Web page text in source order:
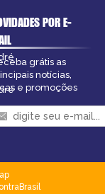
POR E-
grátis as
notícias,
e promoções